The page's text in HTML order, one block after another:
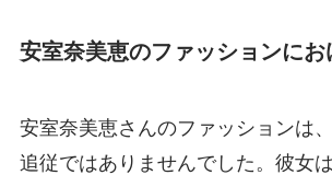
安室奈美恵のファッションにお
安室奈美恵さんのファッションは
追従ではありませんでした。彼女